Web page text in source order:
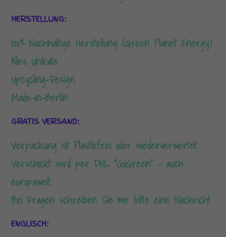
HERSTELLUNG:
100% Nachhaltige Herstellung (Green Planet Energy)
Alles Unikate
Upcycling-Design
Made-in-Berlin
GRATIS VERSAND:
Verpackung ist Plastikfrei oder wiederverwertet.
Verschickt wird per DHL “GoGreen” – auch
europaweit.
Bei Fragen schreiben Sie mir bitte eine Nachricht.
ENGLISCH: